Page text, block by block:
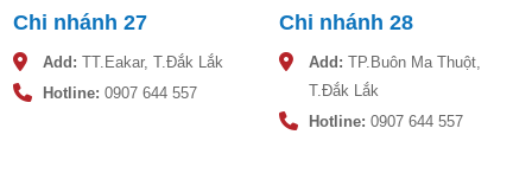
Chi nhánh 27
Add: TT.Eakar, T.Đắk Lắk
Hotline: 0907 644 557
Chi nhánh 28
Add: TP.Buôn Ma Thuột,
T.Đắk Lắk
Hotline: 0907 644 557